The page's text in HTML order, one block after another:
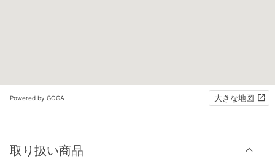
Powered by GOGA 大きな地図
取り扱い商品